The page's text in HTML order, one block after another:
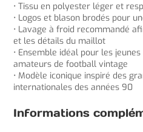
• Tissu en polyester léger et
• Logos et blason brodés pour
• Lavage à froid recommandé
et les détails du maillot
• Ensemble idéal pour les
amateurs de football vintage
• Modèle iconique inspiré des
internationales des années 90
Informations